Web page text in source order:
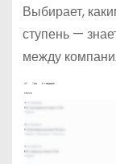
Выбирает,
ступень —
между